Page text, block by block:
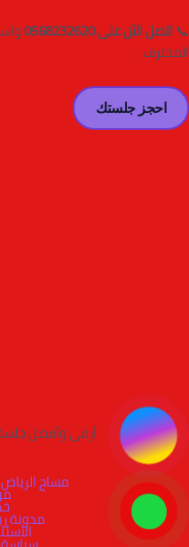
📞اتصل الآن على 0568232620
المحترف.
احجز جلستك
أرقى وأفضل
مساج الرياض
مدونة